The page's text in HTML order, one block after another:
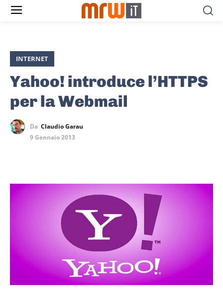
INTERNET
Yahoo! introduce l’HTTPS
per la Webmail
Da Claudio Garau
9 Gennaio 2013